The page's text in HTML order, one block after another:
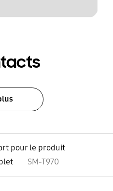
pour le produit
SM-T970